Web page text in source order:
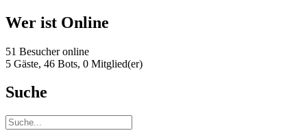
Wer ist Online
51 Besucher online
5 Gäste, 46 Bots, 0 Mitglied(er)
Suche